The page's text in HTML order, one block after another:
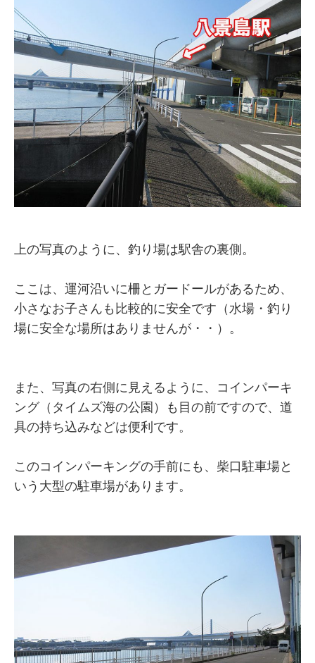
上の写真のように、釣り場は駅舎の裏側。
ここは、運河沿いに柵とガードールがあるため、
小さなお子さんも比較的に安全です（水場・釣り
場に安全な場所はありませんが・・）。
また、写真の右側に見えるように、コインパーキ
ング（タイムズ海の公園）も目の前ですので、道
具の持ち込みなどは便利です。
このコインパーキングの手前にも、柴口駐車場と
いう大型の駐車場があります。